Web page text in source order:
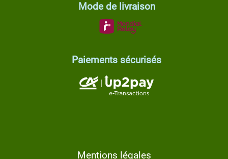
Mode de livraison
Paiements sécurisés
Mentions légales